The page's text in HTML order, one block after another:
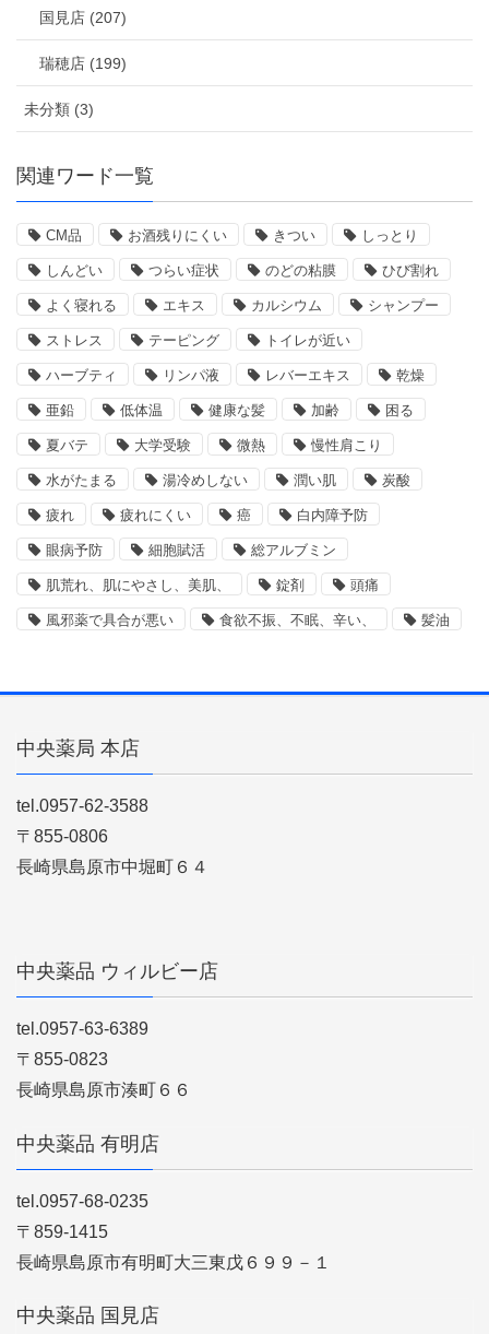
国見店 (207)
瑞穂店 (199)
未分類 (3)
関連ワード一覧
CM品 お酒残りにくい きつい しっとり
しんどい つらい症状 のどの粘膜 ひび割れ
よく寝れる エキス カルシウム シャンプー
ストレス テーピング トイレが近い
ハーブティ リンパ液 レバーエキス 乾燥
亜鉛 低体温 健康な髪 加齢 困る
夏バテ 大学受験 微熱 慢性肩こり
水がたまる 湯冷めしない 潤い肌 炭酸
疲れ 疲れにくい 癌 白内障予防
眼病予防 細胞賦活 総アルブミン
肌荒れ、肌にやさし、美肌、 錠剤 頭痛
風邪薬で具合が悪い 食欲不振、不眠、辛い、 髪油
中央薬局 本店
tel.0957-62-3588
〒855-0806
長崎県島原市中堀町６４
中央薬品 ウィルビー店
tel.0957-63-6389
〒855-0823
長崎県島原市湊町６６
中央薬品 有明店
tel.0957-68-0235
〒859-1415
長崎県島原市有明町大三東戊６９９－１
中央薬品 国見店